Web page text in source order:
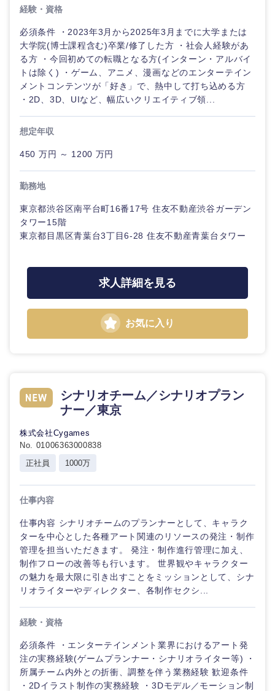
Webサー
作、ゲー
ム
技術職
（モノづ
くり）
職
不動産専
門職
建設・施工管理
事務職
その他
広告・宣伝・印刷
マスメディア
サービス
関東地方
埼玉県
経験・資格
必須条件 ・2023年3月から2025年3月までに大学または
大学院(博士課程含む)卒業/修了した方 ・社会人経験があ
る方 ・今回初めての転職となる方(インターン・アルバイ
トは除く) ・ゲーム、アニメ、漫画などのエンターテイン
メントコンテンツが「好き」で、熱中して打ち込める方
・2D、3D、UIなど、幅広いクリエイティブ領...
想定年収
450 万円 ～ 1200 万円
勤務地
東京都渋谷区南平台町16番17号 住友不動産渋谷ガーデン
タワー15階
東京都目黒区青葉台3丁目6-28 住友不動産青葉台タワー
求人詳細を見る
お気に入り
シナリオチーム／シナリオプラン
ナー／東京
株式会社Cygames
No. 01006363000838
正社員
1000万
仕事内容
仕事内容 シナリオチームのプランナーとして、キャラク
ターを中心とした各種アート関連のリソースの発注・制作
管理を担当いただきます。 発注・制作進行管理に加え、
制作フローの改善等も行います。 世界観やキャラクター
の魅力を最大限に引き出すことをミッションとして、シナ
リオライターやディレクター、各制作セクシ...
経験・資格
必須条件 ・エンターテインメント業界におけるアート発
注の実務経験(ゲームプランナー・シナリオライター等) ・
所属チーム内外との折衝、調整を伴う業務経験 歓迎条件
・2Dイラスト制作の実務経験 ・3Dモデル／モーション制